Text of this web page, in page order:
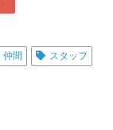
仲間 スタッフ